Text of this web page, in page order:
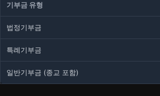
기부금 유형
법정기부금
특례기부금
일반기부금 (종교 포함)